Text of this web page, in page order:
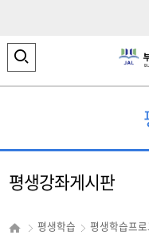
검
색
열
평생강좌게시판
평생학습 평생학습프